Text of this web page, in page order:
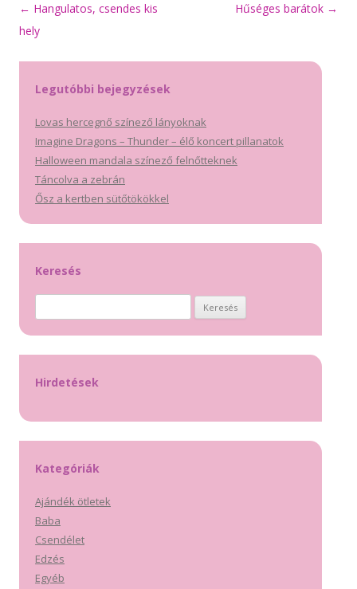
Bejegyzés
navigáció
← Hangulatos, csendes kis
hely
Hűséges barátok →
Legutóbbi bejegyzések
Lovas hercegnő színező lányoknak
Imagine Dragons – Thunder – élő koncert pillanatok
Halloween mandala színező felnőtteknek
Táncolva a zebrán
Ősz a kertben sütőtökökkel
Keresés
Hirdetések
Kategóriák
Ajándék ötletek
Baba
Csendélet
Edzés
Egyéb